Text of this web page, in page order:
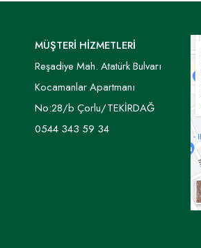
MÜŞTERİ HİZMETLERİ
Reşadiye Mah. Atatürk Bulvarı
Kocamanlar Apartmanı
No:28/b Çorlu/TEKİRDAĞ
0544 343 59 34